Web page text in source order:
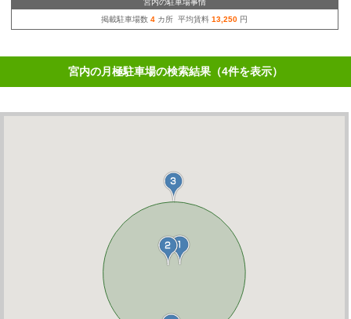
掲載駐車場数4 カ所 平均賃料13,250 円
宮内の月極駐車場の検索結果（4件を表示）